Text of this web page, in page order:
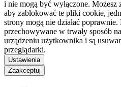
i nie mogą być wyłączone.
aby zablokować te pliki cookie,
strony mogą nie działać
przechowywane w trwały sposób
urządzeniu użytkownika i są
przeglądarki.
Ustawienia
Zaakceptuj